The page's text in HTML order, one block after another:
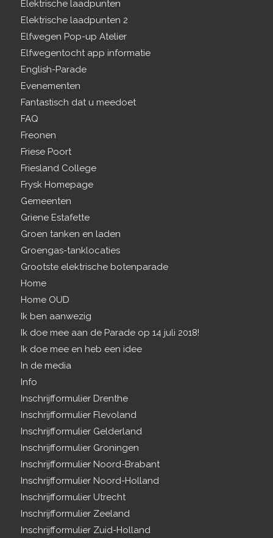
Elektrische laadpunten
Elektrische laadpunten 2
Elfwegen Pop-up Atelier
Elfwegentocht app informatie
English-Parade
Evenementen
Fantastisch dat u meedoet
FAQ
Freonen
Friese Poort
Friesland College
Frysk Homepage
Gemeenten
Griene Estafette
Groen tanken en laden
Groengas-tanklocaties
Grootste elektrische botenparade
Home
Home OUD
Ik ben aanwezig
Ik doe mee aan de Parade op 14 juli 2018!
Ik doe mee en heb een idee
In de media
Info
Inschrijfformulier Drenthe
Inschrijfformulier Flevoland
Inschrijfformulier Gelderland
Inschrijfformulier Groningen
Inschrijfformulier Noord-Brabant
Inschrijfformulier Noord-Holland
Inschrijfformulier Utrecht
Inschrijfformulier Zeeland
Inschrijfformulier Zuid-Holland